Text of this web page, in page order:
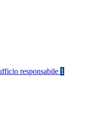
responsabile 1